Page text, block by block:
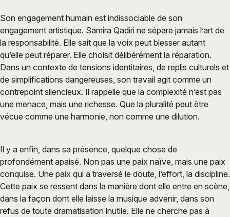
Son engagement humain est indissociable de son
engagement artistique. Samira Qadiri ne sépare jamais l’art de
la responsabilité. Elle sait que la voix peut blesser autant
qu’elle peut réparer. Elle choisit délibérément la réparation.
Dans un contexte de tensions identitaires, de replis culturels et
de simplifications dangereuses, son travail agit comme un
contrepoint silencieux. Il rappelle que la complexité n’est pas
une menace, mais une richesse. Que la pluralité peut être
vécue comme une harmonie, non comme une dilution.
Il y a enfin, dans sa présence, quelque chose de
profondément apaisé. Non pas une paix naïve, mais une paix
conquise. Une paix qui a traversé le doute, l’effort, la discipline.
Cette paix se ressent dans la manière dont elle entre en scène,
dans la façon dont elle laisse la musique advenir, dans son
refus de toute dramatisation inutile. Elle ne cherche pas à